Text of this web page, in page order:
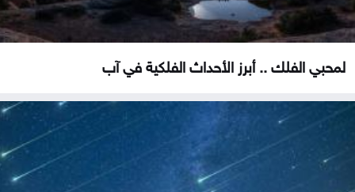
لمحبي الفلك .. أبرز الأحداث الفلكية في آب